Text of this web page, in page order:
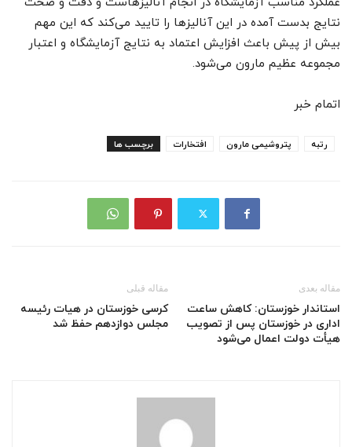
نتایج بدست آمده در این آنالیز‌ها را تایید می‌کند که این مهم
بیش از پیش باعث افزایش اعتماد به نتایج آزمایشگاه و اعتبار
مجموعه عظیم مارون می‌شود.
اتمام خبر
برچسب ها افتخارات پتروشیمی مارون رتبه
مقاله قبلی
کرسی خوزستان در هیات رئیسه
مجلس دوازدهم حفظ شد
مقاله بعدی
استاندار خوزستان: کاهش ساعت
اداری در خوزستان پس از تصویب
هیأت دولت اعمال می‌شود